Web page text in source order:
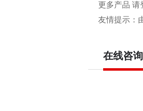
更多产品 请
友情提示：
在线咨询